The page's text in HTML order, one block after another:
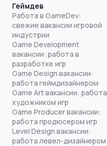
Геймдев
Работа в GameDev:
свежие вакансии игровой
индустрии
Game Development
вакансии: работа в
разработке игр
Game Design вакансии:
работа геймдизайнером
Game Art вакансии: работа
художником игр
Game Producer вакансии:
работа продюсером игр
Level Design вакансии:
работа левел-дизайнером